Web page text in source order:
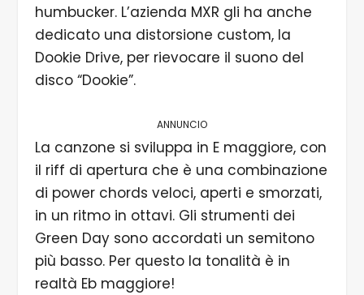
humbucker. L’azienda MXR gli ha anche
dedicato una distorsione custom, la
Dookie Drive, per rievocare il suono del
disco “Dookie”.
ANNUNCIO
La canzone si sviluppa in E maggiore, con
il riff di apertura che è una combinazione
di power chords veloci, aperti e smorzati,
in un ritmo in ottavi. Gli strumenti dei
Green Day sono accordati un semitono
più basso. Per questo la tonalità è in
realtà Eb maggiore!